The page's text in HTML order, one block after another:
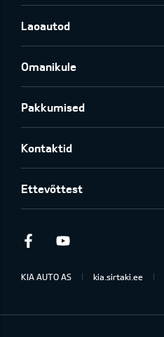
Laoautod
Omanikule
Pakkumised
Kontaktid
Ettevõttest
Facebook
KIA AUTO AS kia.sirtaki.ee